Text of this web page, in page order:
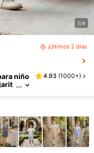
1/4
¡Últimos 2 días
niño
4.93 (1000+)